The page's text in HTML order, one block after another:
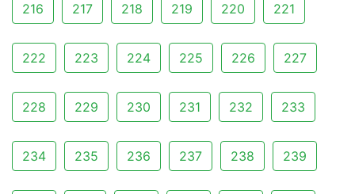
216 217 218 219 220 221
222 223 224 225 226 227
228 229 230 231 232 233
234 235 236 237 238 239